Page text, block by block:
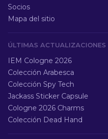
Socios
Mapa del sitio
ÚLTIMAS ACTUALIZACIONES
IEM Cologne 2026
Colección Arabesca
Colección Spy Tech
Jackass Sticker Capsule
Cologne 2026 Charms
Colección Dead Hand